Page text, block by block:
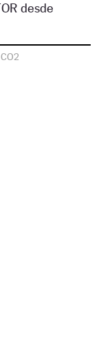
desde